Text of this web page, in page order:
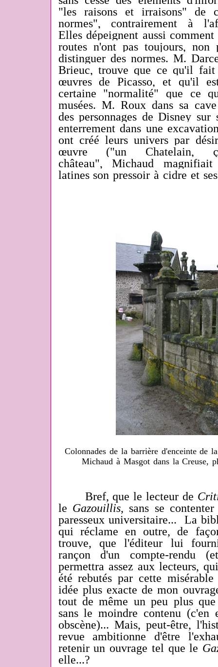
"les raisons et irraisons" de
normes", contrairement à
Elles dépeignent aussi
routes n'ont pas toujours, non
distinguer des normes. M.
Brieuc, trouve que ce qu'il
œuvres de Picasso, et qu'il
certaine "normalité" que ce
musées. M. Roux dans sa
des personnages de Disney
enterrement dans une
ont créé leurs univers par
œuvre ("un
château", Michaud
latines son pressoir à cidre et
Colonnades de la barrière d'enceinte de
Michaud à Masgot dans la Creuse,
Bref, que le lecteur de
le Gazouillis, sans se
paresseux universitaire... La
qui réclame en outre, de
trouve, que l'éditeur lui
rançon d'un compte-rendu
permettra assez aux lecteurs,
été rebutés par cette
idée plus exacte de mon
tout de même un peu plus que
sans le moindre contenu (c'en
obscène)... Mais, peut-être,
revue ambitionne d'être
retenir un ouvrage tel que le
elle...?